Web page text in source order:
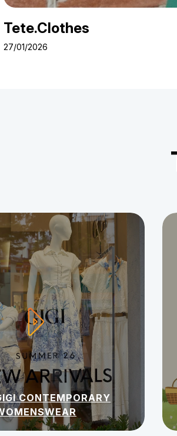
Tete.Clothes
27/01/2026
CONTEMPORARY